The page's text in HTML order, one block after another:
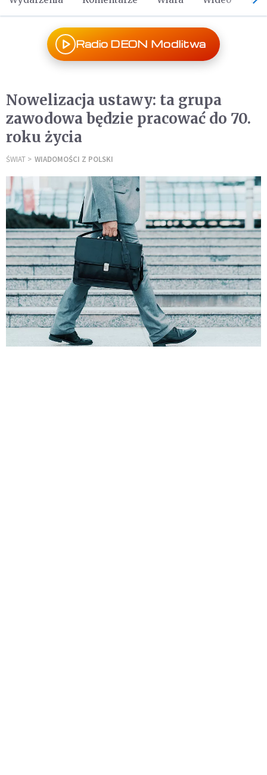
Radio DEON Modlitwa
Nowelizacja ustawy: ta grupa
zawodowa będzie pracować do 70.
roku życia
ŚWIAT WIADOMOŚCI Z POLSKI